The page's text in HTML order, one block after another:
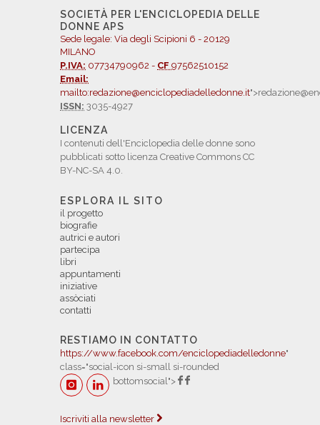
SOCIETÀ PER L'ENCICLOPEDIA DELLE
DONNE APS
Sede legale: Via degli Scipioni 6 - 20129
MILANO
P.IVA: 07734790962 - CF 97562510152
Email:
mailto:redazione@enciclopediadelledonne.it
ISSN: 3035-4927
LICENZA
I contenuti dell'Enciclopedia delle donne sono
pubblicati sotto licenza Creative Commons CC
BY-NC-SA 4.0.
ESPLORA IL SITO
il progetto
biografie
autrici e autori
partecipa
libri
appuntamenti
iniziative
assòciati
contatti
RESTIAMO IN CONTATTO
https://www.facebook.com/enciclopediadelledonne"
class="social-icon si-small si-rounded
bottomsocial">
Iscriviti alla newsletter